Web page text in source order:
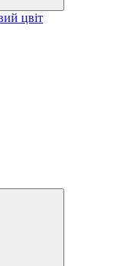
цвіт